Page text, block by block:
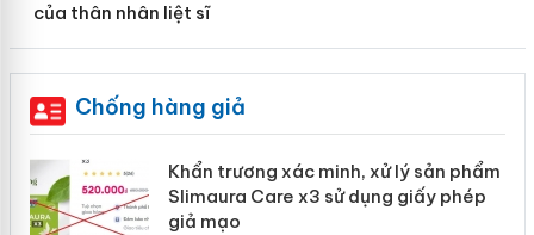
của thân nhân liệt sĩ
Chống hàng giả
Khẩn trương xác minh, xử lý sản phẩm
Slimaura Care x3 sử dụng giấy phép
giả mạo